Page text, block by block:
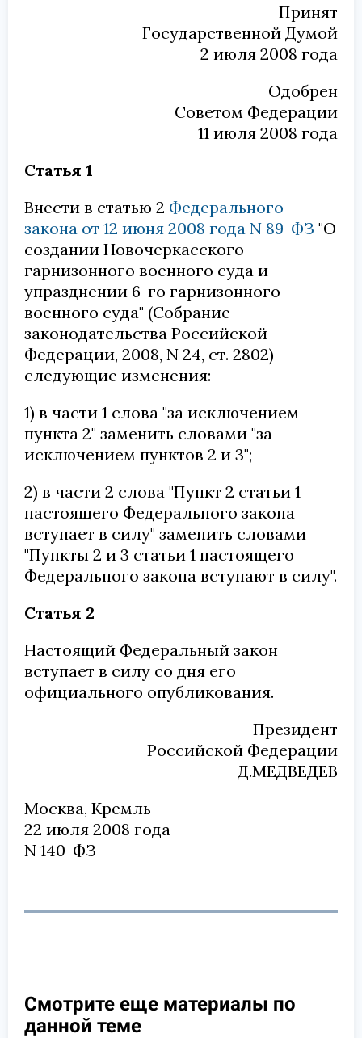
Принят
Государственной Думой
2 июля 2008 года
Одобрен
Советом Федерации
11 июля 2008 года
Статья 1
Внести в статью 2 Федерального
закона от 12 июня 2008 года N 89-ФЗ "О
создании Новочеркасского
гарнизонного военного суда и
упразднении 6-го гарнизонного
военного суда" (Собрание
законодательства Российской
Федерации, 2008, N 24, ст. 2802)
следующие изменения:
1) в части 1 слова "за исключением
пункта 2" заменить словами "за
исключением пунктов 2 и 3";
2) в части 2 слова "Пункт 2 статьи 1
настоящего Федерального закона
вступает в силу" заменить словами
"Пункты 2 и 3 статьи 1 настоящего
Федерального закона вступают в силу".
Статья 2
Настоящий Федеральный закон
вступает в силу со дня его
официального опубликования.
Президент
Российской Федерации
Д.МЕДВЕДЕВ
Москва, Кремль
22 июля 2008 года
N 140-ФЗ
Смотрите еще материалы по
данной теме